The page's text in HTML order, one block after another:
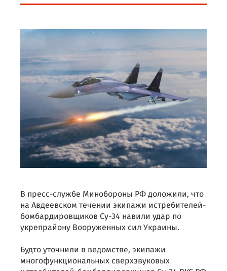
В пресс-службе Минобороны РФ доложили, что
на Авдеевском течении экипажи истребителей-
бомбардировщиков Су-34 навили удар по
укрепрайону Вооруженных сил Украины.
Будто уточнили в ведомстве, экипажи
многофункциональных сверхзвуковых